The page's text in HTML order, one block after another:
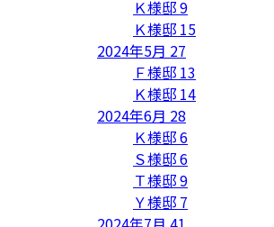
Ｋ様邸9
Ｋ様邸 15
2024年5月 27
Ｆ様邸 13
Ｋ様邸 14
2024年6月 28
Ｋ様邸6
Ｓ様邸6
Ｔ様邸9
Ｙ様邸 7